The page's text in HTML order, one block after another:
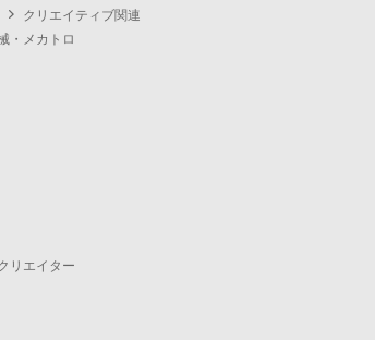
クリエイティブ関連
・メカトロ
リエイター